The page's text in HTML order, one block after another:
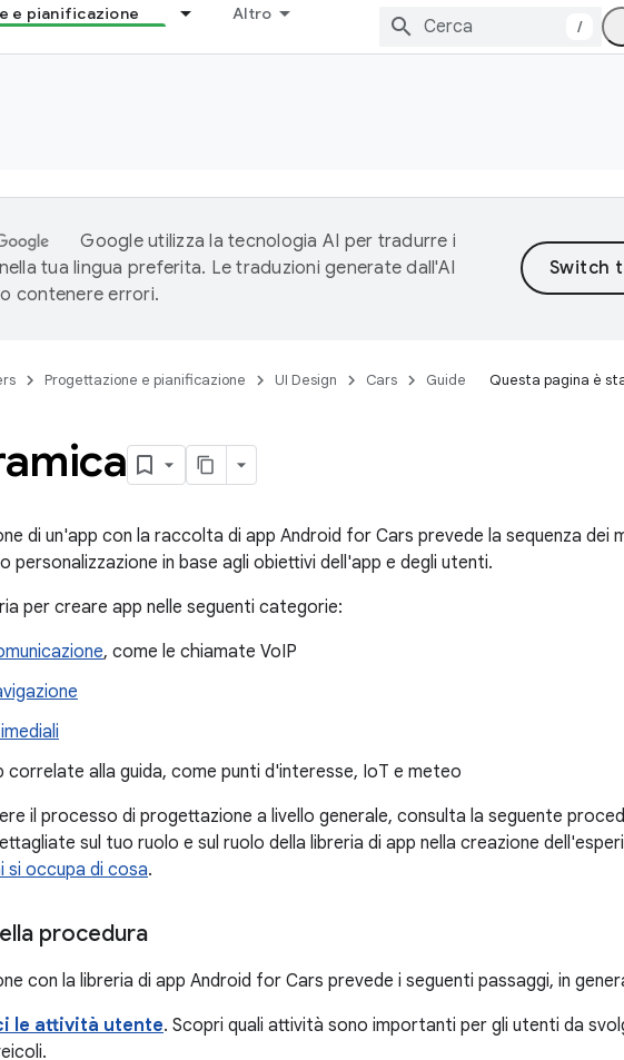
e pianificazione Altro
/
Google utilizza la tecnologia AI per tradurre i
tua lingua preferita. Le traduzioni generate dall'AI
contenere errori.
Progettazione e pianificazione UI Design Cars Guide Questa pagina è
di un'app con la raccolta di app Android for Cars prevede la sequenza dei
personalizzazione in base agli obiettivi dell'app e degli utenti.
per creare app nelle seguenti categorie:
, come le chiamate VoIP
correlate alla guida, come punti d'interesse, IoT e meteo
il processo di progettazione a livello generale, consulta la seguente
sul tuo ruolo e sul ruolo della libreria di app nella creazione
si occupa di cosa.
procedura
con la libreria di app Android for Cars prevede i seguenti passaggi, in
le attività utente. Scopri quali attività sono importanti per gli utenti da